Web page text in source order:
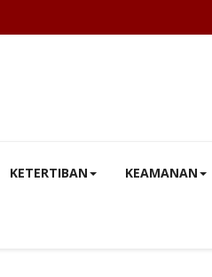
KETERTIBAN KEAMANAN